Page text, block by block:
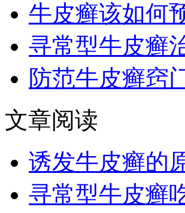
牛皮癣该如何
寻常型牛皮癣
防范牛皮癣窍
文章阅读
诱发牛皮癣的
寻常型牛皮癣